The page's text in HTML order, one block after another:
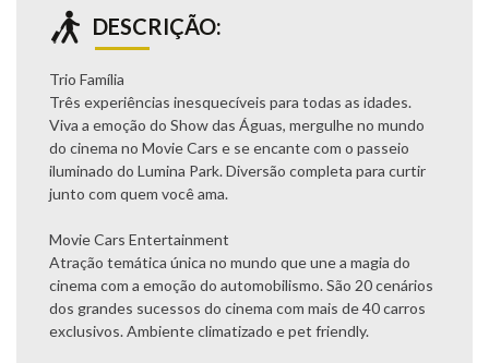
DESCRIÇÃO:
Trio Família
Três experiências inesquecíveis para todas as idades.
Viva a emoção do Show das Águas, mergulhe no mundo
do cinema no Movie Cars e se encante com o passeio
iluminado do Lumina Park. Diversão completa para curtir
junto com quem você ama.
Movie Cars Entertainment
Atração temática única no mundo que une a magia do
cinema com a emoção do automobilismo. São 20 cenários
dos grandes sucessos do cinema com mais de 40 carros
exclusivos. Ambiente climatizado e pet friendly.